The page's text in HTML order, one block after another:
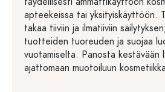
apteekeissa tai yksityiskäyttöön.
takaa tiiviin ja ilmatiiviin
tuotteiden tuoreuden ja suojaa
vuotamiselta. Panosta kestävään
ajattomaan muotoiluun